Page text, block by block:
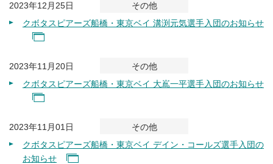
2023年12月25日
その他
クボタスピアーズ船橋・東京ベイ 溝渕元気選手入団のお知らせ
2023年11月20日
その他
クボタスピアーズ船橋・東京ベイ 大嶌一平選手入団のお知らせ
2023年11月01日
その他
クボタスピアーズ船橋・東京ベイ デイン・コールズ選手入団の
お知らせ